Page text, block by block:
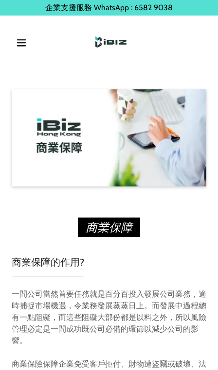
企業支援服務 WhatsApp : 6582 9038
商業保障
商業保障的作用?
一間公司當然首要任務就是百分百投入發展公司業務，適
時捕捉市場機遇，令業務發展蒸蒸日上。而發展中過程總
有一點阻礙，而這些阻礙大部份都是以料之外，所以風險
管理必定是一間成功既公司必備的環節以減少公司的影
響。
商業保險保障企業免受客戶拒付、財物遭盜竊或破壞、法